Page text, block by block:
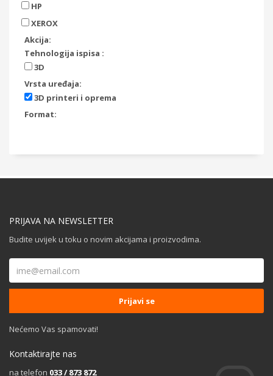
HP
XEROX
Akcija:
Tehnologija ispisa :
3D
Vrsta uređaja:
3D printeri i oprema
Format:
PRIJAVA NA NEWSLETTER
Budite uvijek u toku o novim akcijama i proizvodima.
Nećemo Vas spamovati!
Kontaktirajte nas
na telefon 033 / 873 872